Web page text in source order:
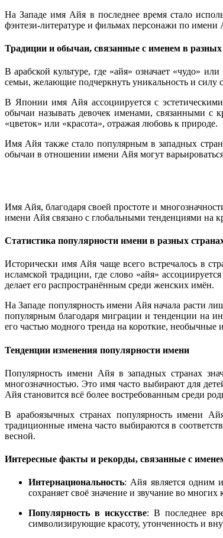
На Западе имя Айя в последнее время стало
фэнтези-литературе и фильмах персонажи по
Традиции и обычаи, связанные с именем в разных
В арабской культуре, где «айя» означает «чудо»
семьи, желающие подчеркнуть уникальность и силу
В Японии имя Айя ассоциируется с
обычаи называть девочек именами, связанными с
«цветок» или «красота», отражая любовь к природе.
Имя Айя также стало популярным в западных
обычаи в отношении имени Айя могут
Имя Айя, благодаря своей простоте и
имени Айя связано с глобальными тенденциями на
Статистика популярности имени в разных
Исторически имя Айя чаще всего встречалось в
исламской традиции, где слово «айя»
делает его распространённым среди женских имён.
На Западе популярность имени Айя начала расти
популярным благодаря миграции и тенденции на
его частью модного тренда на короткие, необычные
Тенденции изменения популярности имени
Популярность имени Айя в западных странах
многозначностью. Это имя часто выбирают для
Айя становится всё более востребованным среди
В арабоязычных странах популярность имени
традиционные имена часто выбираются в
весной.
Интересные факты и рекорды, связанные с
Интернациональность: Айя является одним
сохраняет своё значение и звучание во многих
Популярность в искусстве: В последнее
символизирующие красоту, утонченность и